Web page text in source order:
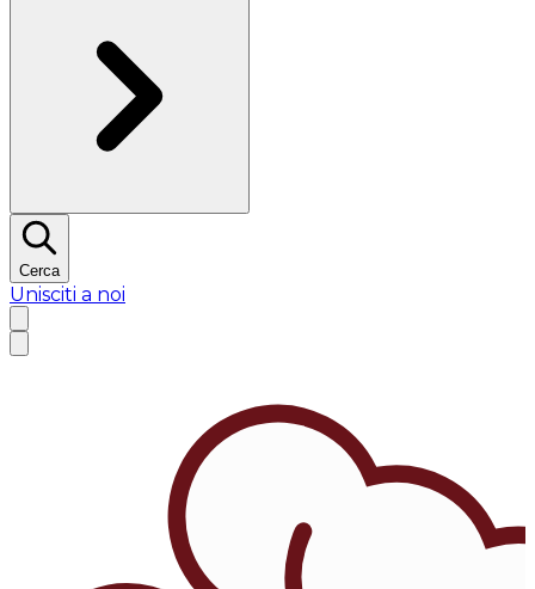
Cerca
Unisciti a noi